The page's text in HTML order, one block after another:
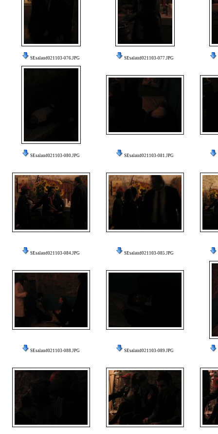
SEsalaud021103-076.JPG SEsalaud021103-077.JPG
SEsalaud021103-080.JPG SEsalaud021103-081.JPG
SEsalaud021103-084.JPG SEsalaud021103-085.JPG
SEsalaud021103-088.JPG SEsalaud021103-089.JPG